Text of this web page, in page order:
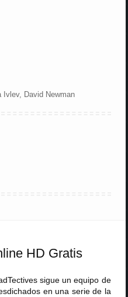
Ivlev, David Newman
HD Gratis
sigue un equipo de
en una serie de la